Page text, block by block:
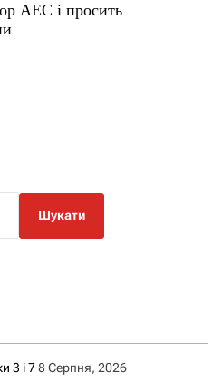
АЕС і просить
3 і 78 Серпня, 2026